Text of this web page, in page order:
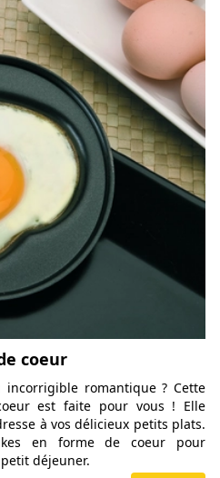
coeur
incorrigible romantique ? Cette
est faite pour vous ! Elle
à vos délicieux petits plats.
en forme de coeur pour
déjeuner.